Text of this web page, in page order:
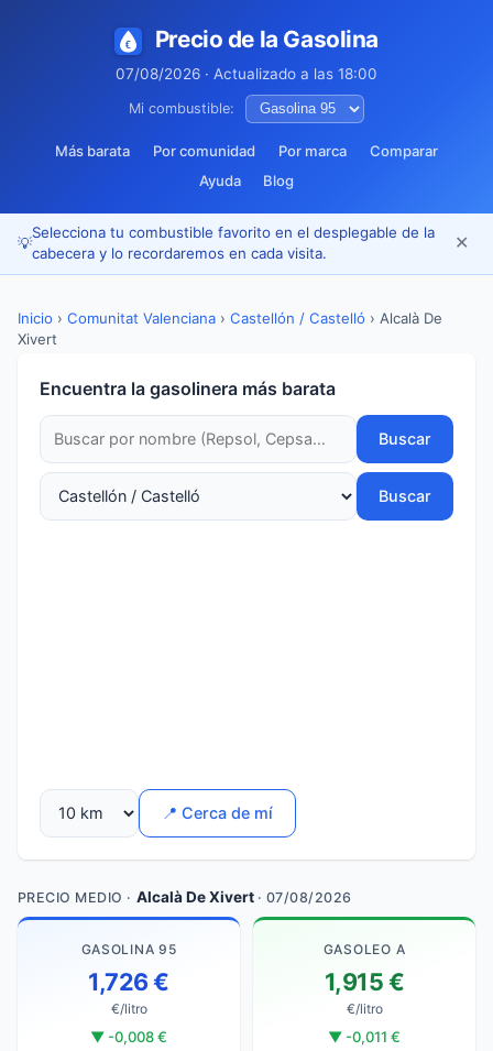
Precio de la Gasolina
07/08/2026 · Actualizado a las 18:00
Mi combustible:
Más barata Por comunidad Por marca
Comparar
Ayuda
Blog
💡
Selecciona tu combustible favorito en el desplegable de la
cabecera y lo recordaremos en cada visita.
✕
Inicio › Comunitat Valenciana › Castellón / Castelló › Alcalà De
Xivert
Encuentra la gasolinera más barata
Buscar
Buscar
📍 Cerca de mí
PRECIO MEDIO · Alcalà De Xivert· 07/08/2026
GASOLINA 95
1,726 €
€/litro
▼ -0,008 €
GASOLEO A
1,915 €
€/litro
▼ -0,011 €